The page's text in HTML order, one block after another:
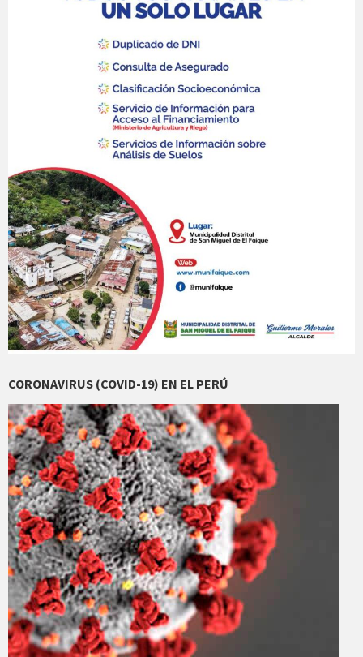
CORONAVIRUS (COVID-19) EN EL PERÚ